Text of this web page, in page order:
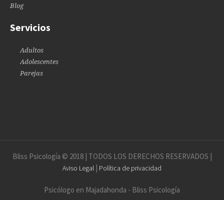
Blog
Servicios
Adultos
Adolescentes
Parejas
Bliss Psicología © 2018 | TODOS LOS DERECHOS RESERVADOS |
Aviso Legal | Política de privacidad
Psicólogo en Majadahonda - Bliss Psicología